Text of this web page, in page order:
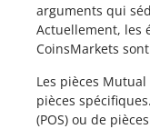
arguments qui
Actuellement, les
CoinsMarkets
Les pièces Mutual
pièces
(POS) ou de